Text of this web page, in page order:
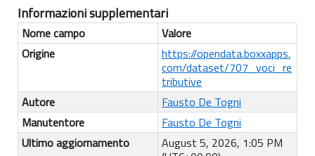
Informazioni supplementari
Nome campo
Valore
Origine
https://opendata.boxxapps.
com/dataset/707_voci_re
tributive
Autore
Fausto De Togni
Manutentore
Fausto De Togni
Ultimo aggiornamento
August 5, 2026, 1:05 PM